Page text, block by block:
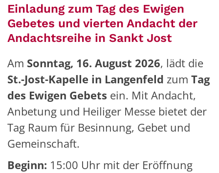
Einladung zum Tag des Ewigen
Gebetes und vierten Andacht der
Andachtsreihe in Sankt Jost
Am Sonntag, 16. August 2026, lädt die
St.-Jost-Kapelle in Langenfeld zum Tag
des Ewigen Gebets ein. Mit Andacht,
Anbetung und Heiliger Messe bietet der
Tag Raum für Besinnung, Gebet und
Gemeinschaft.
Beginn: 15:00 Uhr mit der Eröffnung